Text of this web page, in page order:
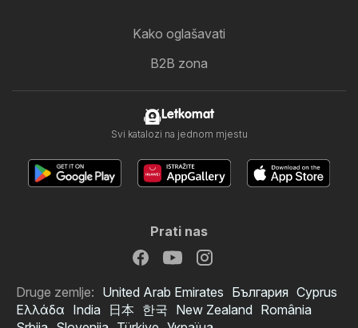
Kako oglašavati
B2B zona
Letkomat
Svi katalozi na jednom mjestu
Prati nas
Druge zemlje: United Arab Emirates България Cyprus
Ελλάδα India 日本 한국 New Zealand România